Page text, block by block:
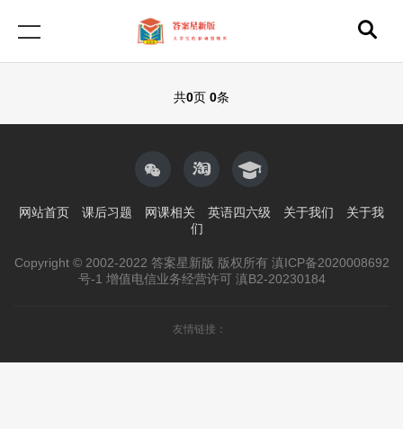
共0页 0条
网站首页 课后习题 网课相关 英语四六级 关于我们
关于我
们
Copyright © 2002-2022 答案星新版 版权所有 滇ICP备2020008692
号-1 增值电信业务经营许可 滇B2-20230184
友情链接：